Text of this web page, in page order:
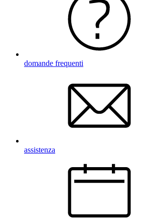
domande frequenti
assistenza